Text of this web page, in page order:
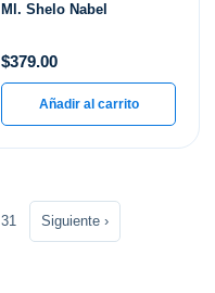
Ml. Shelo Nabel
$379.00
Añadir al carrito
31 Siguiente ›